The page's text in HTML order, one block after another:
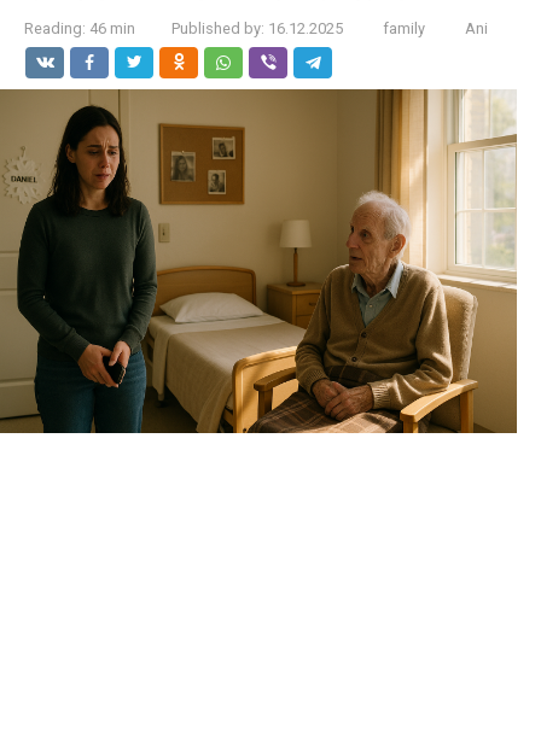
Reading: 46 min Published by: 16.12.2025 family Ani